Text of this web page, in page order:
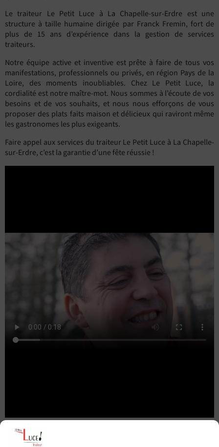
Le traiteur Le Petit Luce à La Chapelle-sur-Erdre est une
structure à taille humaine dirigée par Franck Fremin, fort de
plus de 15 ans d’expérience dans la gestion de services
traiteurs.
Notre équipe active et inventive est prête à faire de tous vos
manifestations, professionnels ou privés, en région Pays de la
Loire, des moments inoubliables. Chez Le Petit Luce, la
cordialité est notre maître-mot. Nous sommes à l’écoute de vos
besoins et de vos souhaits, et nous nous efforçons de vous
proposer des plats faits maison et délicieux qui raviront même
les gastronomes les plus exigeants.
Faire appel aux services du traiteur Le Petit Luce à La Chapelle-
sur-Erdre, c’est la garantie d’une fête réussie !
Traiteur en Loire Atlantique pour